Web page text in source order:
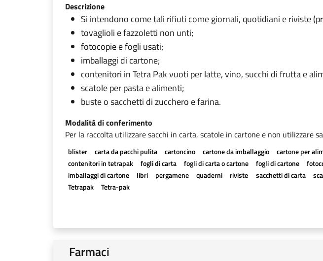
Descrizione
Si intendono come tali rifiuti come giornali, quotidiani e riviste
tovaglioli e fazzoletti non unti;
fotocopie e fogli usati;
imballaggi di cartone;
contenitori in Tetra Pak vuoti per latte, vino, succhi di frutta e
scatole per pasta e alimenti;
buste o sacchetti di zucchero e farina.
Modalità di conferimento
Per la raccolta utilizzare sacchi in carta, scatole in cartone e non utilizzare
blister carta da pacchi pulita cartoncino cartone da imballaggio cartone per
contenitori in tetrapak
fogli di carta fogli di carta o cartone fogli di cartone
imballaggi di cartone
libri pergamene quaderni riviste sacchetti di carta
Tetrapak
Tetra-pak
Farmaci